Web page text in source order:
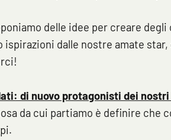
delle idee per creare
ispirazioni dalle nostre amate
di nuovo protagonisti dei nostri
da cui partiamo è definire che